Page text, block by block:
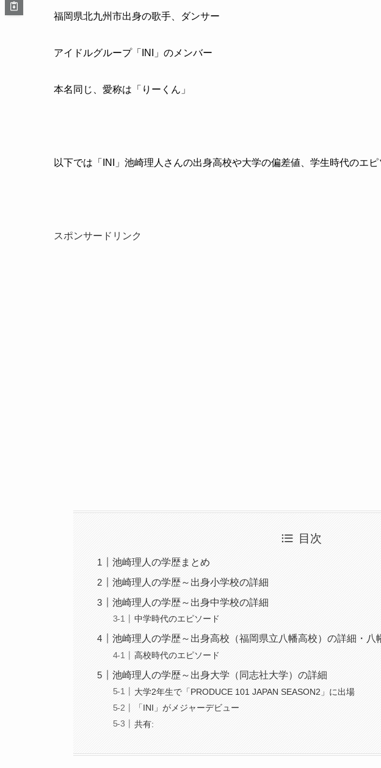
福岡県北九州市出身の歌手、ダンサー
アイドルグループ「INI」のメンバー
本名同じ、愛称は「りーくん」
以下では「INI」池崎理人さんの出身高校や大学の偏差値、学生時代のエ
スポンサードリンク
目次
池崎理人の学歴まとめ
池崎理人の学歴～出身小学校の詳細
池崎理人の学歴～出身中学校の詳細
中学時代のエピソード
池崎理人の学歴～出身高校（福岡県立八幡高校）の詳細・八
高校時代のエピソード
池崎理人の学歴～出身大学（同志社大学）の詳細
大学2年生で「PRODUCE 101 JAPAN SEASON2」に出場
「INI」がメジャーデビュー
共有: